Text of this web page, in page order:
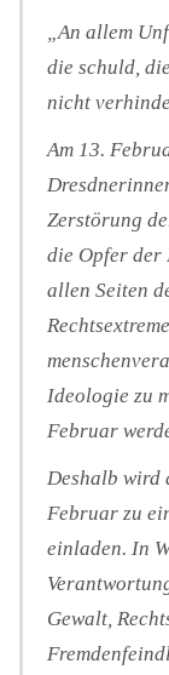
„An allem
die schuld,
nicht
Am 13.
Zerstörung
die Opfer der
allen Seiten
Ideologie zu
Februar
Deshalb wird
Februar zu
einladen. In
Gewalt,